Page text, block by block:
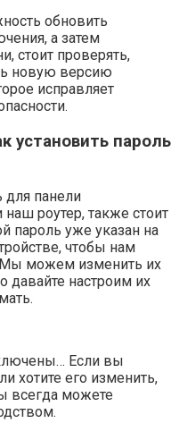
обновить
а затем
стоит проверять,
новую версию
исправляет
установить пароль
панели
роутер, также стоит
пароль уже указан на
чтобы нам
Мы можем изменить их
давайте настроим их
Если вы
хотите его изменить,
всегда можете